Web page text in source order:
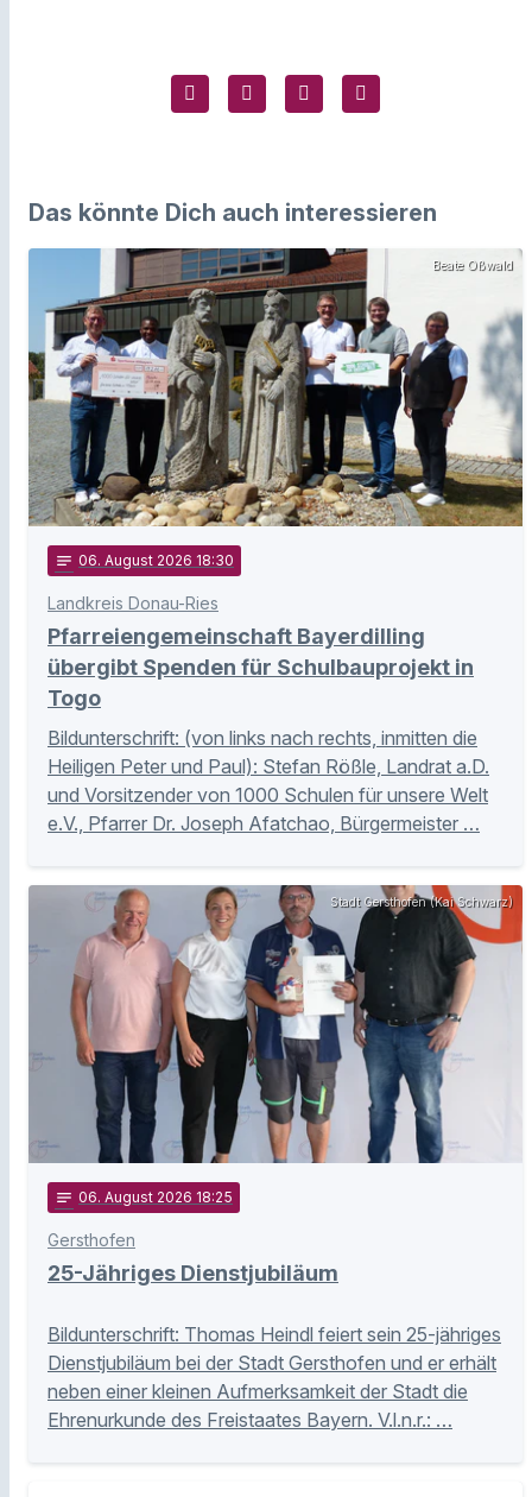
Das könnte Dich auch interessieren
Beate Oßwald
notes 06. August 2026 18:30
Landkreis Donau-Ries
Pfarreiengemeinschaft Bayerdilling
übergibt Spenden für Schulbauprojekt in
Togo
Bildunterschrift: (von links nach rechts, inmitten die
Heiligen Peter und Paul): Stefan Rößle, Landrat a.D.
und Vorsitzender von 1000 Schulen für unsere Welt
e.V., Pfarrer Dr. Joseph Afatchao, Bürgermeister …
Stadt Gersthofen (Kai Schwarz)
notes 06. August 2026 18:25
Gersthofen
25-Jähriges Dienstjubiläum
Bildunterschrift: Thomas Heindl feiert sein 25-jähriges
Dienstjubiläum bei der Stadt Gersthofen und er erhält
neben einer kleinen Aufmerksamkeit der Stadt die
Ehrenurkunde des Freistaates Bayern. V.l.n.r.: …